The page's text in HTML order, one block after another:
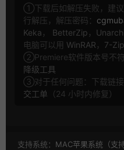
①下载后如解压失败，建
行解压，解压密码：
Keka ， BetterZip ，
电脑可以用 WinRAR ， 7-Zip
②Premiere软件版本号不
降级工具
③对于任何问题：下载链
交工单 （24 小时内修复）
支持系统： MAC苹果系统（支持